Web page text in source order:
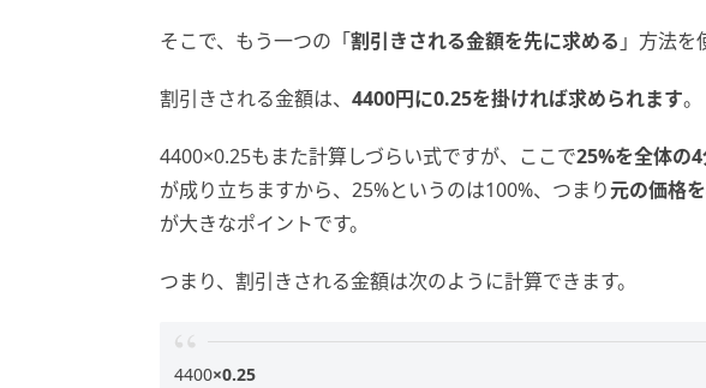
そこで、もう一つの「割引きされる金額を先に求める 」方法を
割引きされる金額は、 4400円に0.25を掛ければ求められます。
4400×0.25もまた計算しづらい式ですが、ここで25%を全体の4
が成り立ちますから、25%というのは100%、つまり元の価格
が大きなポイントです。
つまり、割引きされる金額は次のように計算できます。
4400×0.25